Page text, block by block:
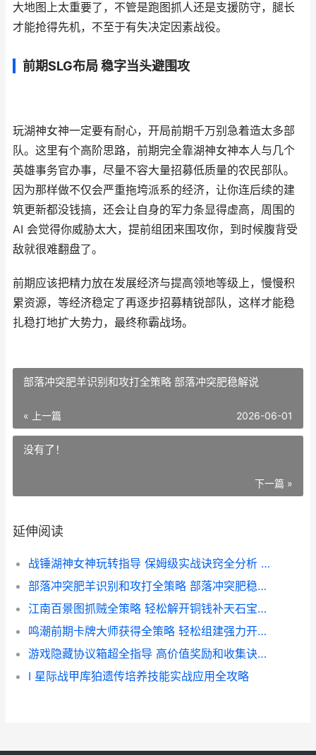
大地图上太重要了，不管是跑图抓人还是支援防守，腿长
才能抢得先机，不至于有失决定因素战役。
前期SLG布局 稳字当头避围攻
玩湖神女神一定要有耐心，开局前期千万别急着造太多部
队。这里有个高阶思路，前期完全靠湖神女神本人与几个
英雄事务官办事，尽量不容大量招募低质量的农民部队。
因为那样做不仅会严重拖垮派系的经济，让你连后续的建
筑更新都没钱搞，还会让自身的军力条显得虚高，周围的
AI 会觉得你威胁太大，提前组团来围攻你，到时候腹背受
敌就很难翻盘了。
前期应该把精力放在发展经济与提高领地等级上，慢慢积
累资源，等经济稳定了再逐步招募精锐部队，这样才能稳
扎稳打地扩大势力，最终称霸战场。
部落冲突肥羊识别和攻打全策略 部落冲突肥稳解说
« 上一篇 2026-06-01
没有了！
下一篇 »
延伸阅读
战锤湖神女神玩转指导 保姆级实战诀窍全分析 战锤湖神女神玩什么职业
部落冲突肥羊识别和攻打全策略 部落冲突肥稳解说
江南百景图抓贼全策略 轻松解开铜钱补天石宝典 江南百景图抓人
鸣潮前期卡牌大师获得全策略 轻松组建强力开荒卡组 潮鸣出现的集数
游戏隐藏协议箱超全指导 高价值奖励和收集诀窍大揭晓 游戏隐私协议
I 星际战甲库狛遗传培养技能实战应用全攻略